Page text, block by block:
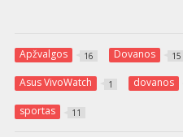
Apžvalgos 16 Dovanos 15
Asus VivoWatch 1 dovanos
sportas 11